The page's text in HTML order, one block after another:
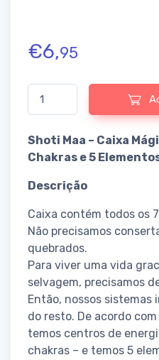
€6,95
Quantidade de Shoti Maa -
Shoti Maa – Caixa
Chakras e 5
Descrição
Caixa contém todos os
Não precisamos
quebrados.
Para viver uma vida
selvagem, precisamos
Então, nossos
do resto. De acordo
temos centros de
chakras – e temos 5